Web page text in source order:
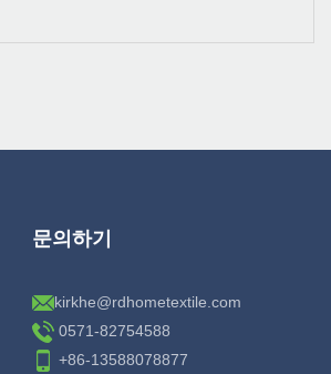
문의하기
kirkhe@rdhometextile.com
0571-82754588
+86-13588078877